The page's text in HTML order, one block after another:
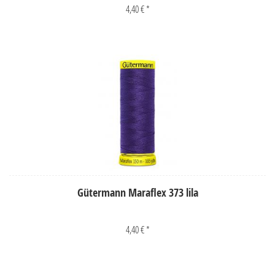
4,40 € *
Gütermann Maraflex 373 lila
4,40 € *